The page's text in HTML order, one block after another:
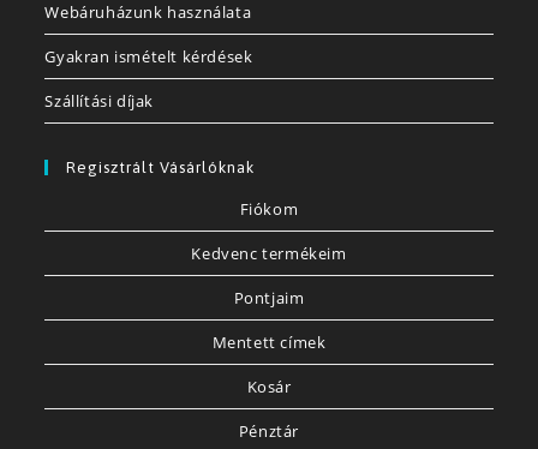
Webáruházunk használata
Gyakran ismételt kérdések
Szállítási díjak
Regisztrált Vásárlóknak
Fiókom
Kedvenc termékeim
Pontjaim
Mentett címek
Kosár
Pénztár